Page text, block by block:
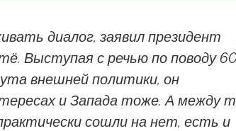
диалог, заявил президент
Выступая с речью по поводу
внешней политики, он
и Запада тоже. А между
сошли на нет, есть и